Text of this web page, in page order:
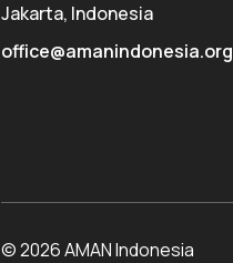
Jakarta, Indonesia
office@amanindonesia.org
© 2026 AMAN Indonesia